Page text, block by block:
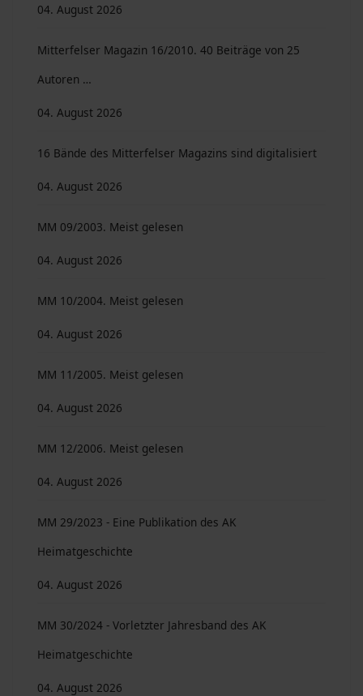
04. August 2026
Mitterfelser Magazin 16/2010. 40 Beiträge von 25
Autoren …
04. August 2026
16 Bände des Mitterfelser Magazins sind digitalisiert
04. August 2026
MM 09/2003. Meist gelesen
04. August 2026
MM 10/2004. Meist gelesen
04. August 2026
MM 11/2005. Meist gelesen
04. August 2026
MM 12/2006. Meist gelesen
04. August 2026
MM 29/2023 - Eine Publikation des AK
Heimatgeschichte
04. August 2026
MM 30/2024 - Vorletzter Jahresband des AK
Heimatgeschichte
04. August 2026